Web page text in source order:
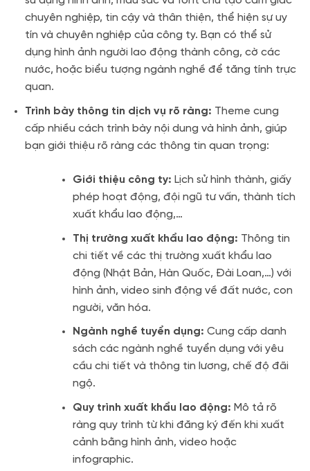
chuyên nghiệp, tin cậy và thân thiện, thể hiện sự uy
tín và chuyên nghiệp của công ty. Bạn có thể sử
dụng hình ảnh người lao động thành công, cờ các
nước, hoặc biểu tượng ngành nghề để tăng tính trực
quan.
Trình bày thông tin dịch vụ rõ ràng: Theme cung
cấp nhiều cách trình bày nội dung và hình ảnh, giúp
bạn giới thiệu rõ ràng các thông tin quan trọng:
Giới thiệu công ty: Lịch sử hình thành, giấy
phép hoạt động, đội ngũ tư vấn, thành tích
xuất khẩu lao động,…
Thị trường xuất khẩu lao động: Thông tin
chi tiết về các thị trường xuất khẩu lao
động (Nhật Bản, Hàn Quốc, Đài Loan,…) với
hình ảnh, video sinh động về đất nước, con
người, văn hóa.
Ngành nghề tuyển dụng: Cung cấp danh
sách các ngành nghề tuyển dụng với yêu
cầu chi tiết và thông tin lương, chế độ đãi
ngộ.
Quy trình xuất khẩu lao động: Mô tả rõ
ràng quy trình từ khi đăng ký đến khi xuất
cảnh bằng hình ảnh, video hoặc
infographic.